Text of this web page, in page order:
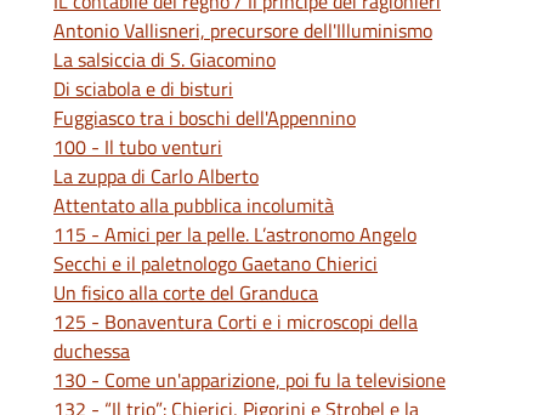
Antonio Vallisneri, precursore dell'Illuminismo
La salsiccia di S. Giacomino
Di sciabola e di bisturi
Fuggiasco tra i boschi dell'Appennino
100 - Il tubo venturi
La zuppa di Carlo Alberto
Attentato alla pubblica incolumità
115 - Amici per la pelle. L’astronomo Angelo
Secchi e il paletnologo Gaetano Chierici
Un fisico alla corte del Granduca
125 - Bonaventura Corti e i microscopi della
duchessa
130 - Come un'apparizione, poi fu la televisione
132 - “Il trio”: Chierici, Pigorini e Strobel e la